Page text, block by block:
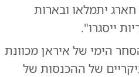
יתמלאו ובארות
ייסגרו".
הימי של איראן מכוונת
של ההכנסות של